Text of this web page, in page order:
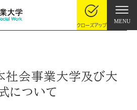
クローズアップ
MENU
社会事業大学及び大
について